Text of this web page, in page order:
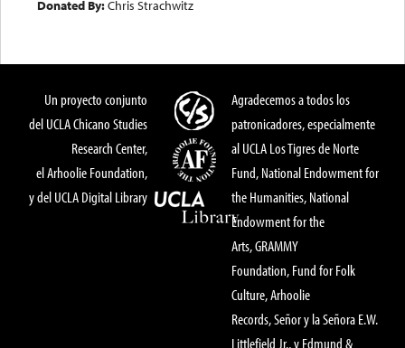
Donated By:Chris Strachwitz
Un proyecto conjunto
del UCLA Chicano Studies
Research Center,
el Arhoolie Foundation,
y del UCLA Digital Library
Agradecemos a todos los
patronicadores, especialmente
al UCLA Los Tigres de Norte
Fund, National Endowment for
the Humanities, National
Endowment for the
Arts, GRAMMY
Foundation, Fund for Folk
Culture, Arhoolie
Records, Señor y la Señora E.W.
Littlefield Jr., y Edmund &